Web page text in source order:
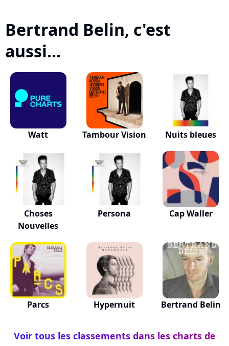
Bertrand Belin, c'est
aussi...
Watt Tambour Vision Nuits bleues
Choses
Nouvelles
Persona Cap Waller
Parcs Hypernuit Bertrand Belin
Voir tous les classements dans les charts de